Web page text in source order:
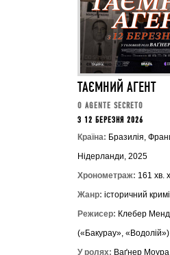
ТАЄМНИЙ АГЕНТ
O AGENTE SECRETO
З 12 БЕРЕЗНЯ 2026
Країна: Бразилія,
Нідерланди, 2025
Хронометраж: 161 хв.
Жанр: історичний
Режисер: Клебер
(«Бакурау», «Водолій»)
У ролях: Ваґнер